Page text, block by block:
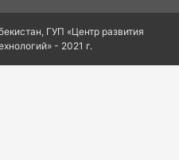
ГУП «Центр развития
- 2021 г.